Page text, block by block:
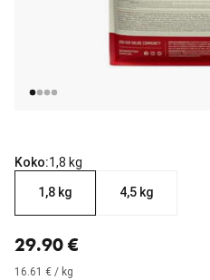
Koko:1,8 kg
1,8 kg 4,5 kg
29.90 €
16.61 € / kg